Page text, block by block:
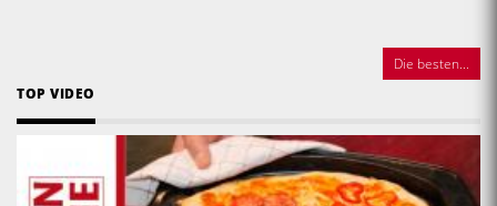
Die besten...
TOP VIDEO